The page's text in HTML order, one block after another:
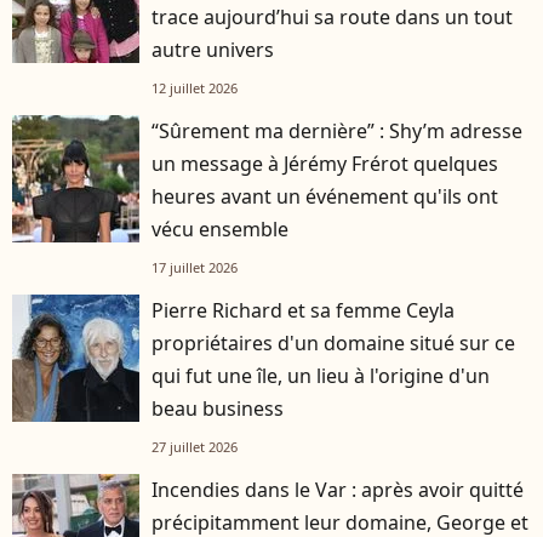
trace aujourd’hui sa route dans un tout
autre univers
12 juillet 2026
“Sûrement ma dernière” : Shy’m adresse
un message à Jérémy Frérot quelques
heures avant un événement qu'ils ont
vécu ensemble
17 juillet 2026
Pierre Richard et sa femme Ceyla
propriétaires d'un domaine situé sur ce
qui fut une île, un lieu à l'origine d'un
beau business
27 juillet 2026
Incendies dans le Var : après avoir quitté
précipitamment leur domaine, George et